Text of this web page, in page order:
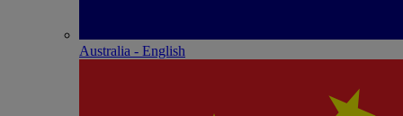
Australia - English